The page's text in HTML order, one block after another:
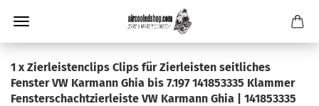
1 x Zierleistenclips Clips für Zierleisten seitliches
Fenster VW Karmann Ghia bis 7.197 141853335 Klammer
Fensterschachtzierleiste VW Karmann Ghia | 141853335